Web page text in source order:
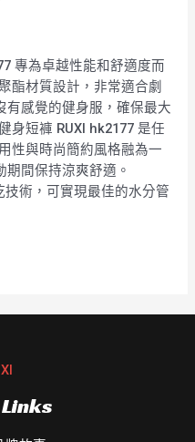
專為卓越性能和舒適度而
酯材質設計，非常適合劇
有感覺的健身服，確保最大
身短褲 RUXI hk2177 是任
性與時尚簡約風格融為一
期間保持涼爽舒適。
術，可實現最佳的水分管